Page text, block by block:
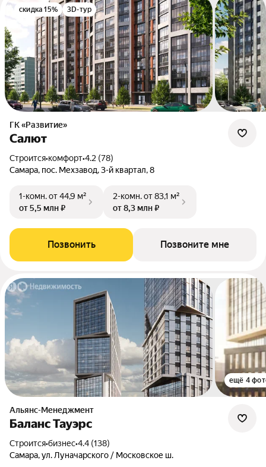
скидка 15% 3D-тур
ГК «Развитие»
Салют
Строится•комфорт•4.2 (78)
Самара, пос. Мехзавод, 3-й квартал, 8
1-комн.от 44,9 м²
от 5,5 млн ₽
2-комн.от 83,1 м²
от 8,3 млн ₽
Позвонить Позвоните мне
ещё 4
Альянс-Менеджмент
Баланс Тауэрс
Строится•бизнес•4.4 (138)
Самара, ул. Луначарского / Московское ш.